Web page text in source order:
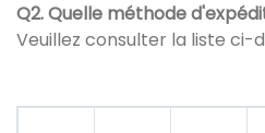
Q2. Quelle méthode
Veuillez consulter la liste ci-